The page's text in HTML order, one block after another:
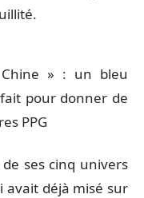
» : un bleu
pour donner de
PPG
ses cinq univers
avait déjà misé sur